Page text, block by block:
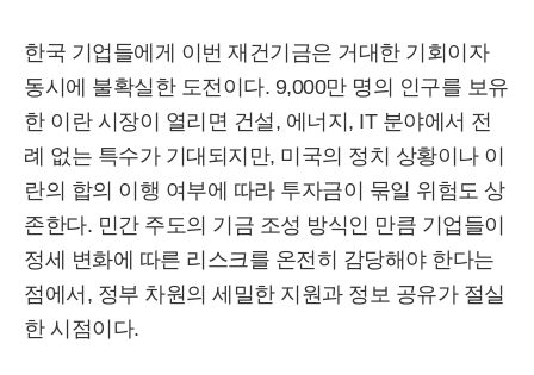
한국 기업들에게 이번 재건기금은 거대한 기회이자
동시에 불확실한 도전이다. 9,000만 명의 인구를 보유
한 이란 시장이 열리면 건설, 에너지, IT 분야에서 전
례 없는 특수가 기대되지만, 미국의 정치 상황이나 이
란의 합의 이행 여부에 따라 투자금이 묶일 위험도 상
존한다. 민간 주도의 기금 조성 방식인 만큼 기업들이
정세 변화에 따른 리스크를 온전히 감당해야 한다는
점에서, 정부 차원의 세밀한 지원과 정보 공유가 절실
한 시점이다.